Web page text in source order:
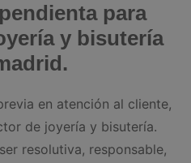
para
y bisutería
en atención al cliente,
de joyería y bisutería.
resolutiva, responsable,